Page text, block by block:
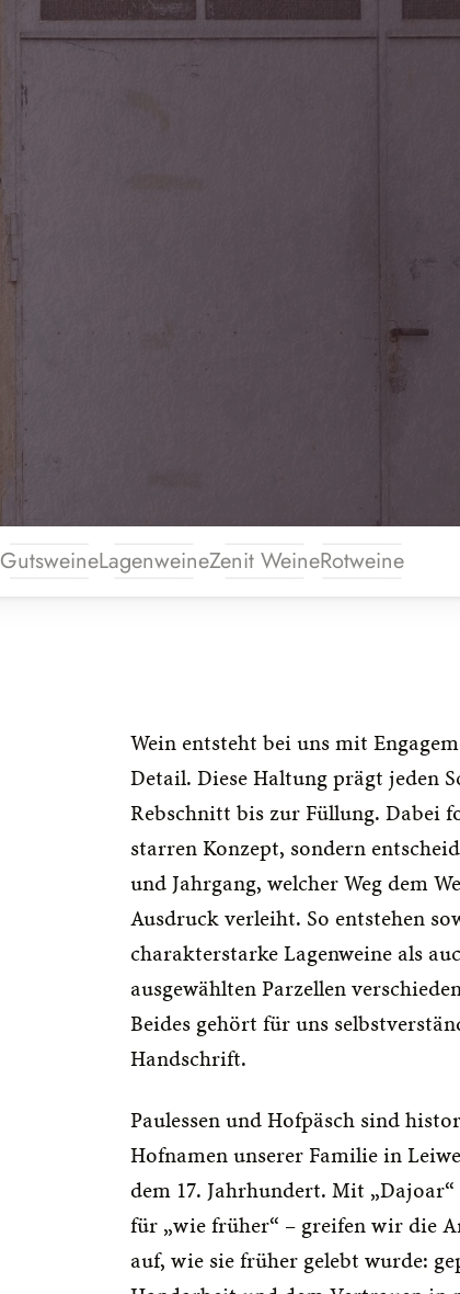
GutsweineLagenweineZenit WeineRotweine
Wein entsteht bei uns mit
Detail. Diese Haltung prägt jeden
Rebschnitt bis zur Füllung. Dabei
starren Konzept, sondern
und Jahrgang, welcher Weg dem
Ausdruck verleiht. So entstehen
charakterstarke Lagenweine als
ausgewählten Parzellen
Beides gehört für uns
Handschrift.
Paulessen und Hofpäsch sind
Hofnamen unserer Familie in
dem 17. Jahrhundert. Mit
für „wie früher“ – greifen wir die
auf, wie sie früher gelebt wurde: